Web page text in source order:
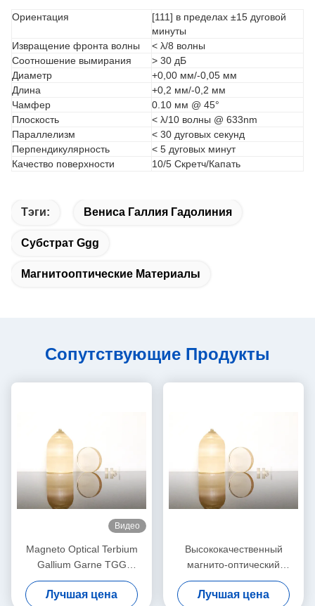
Ориентация
[111] в пределах ±15 дуговой
минуты
Извращение фронта волны
< λ/8 волны
Соотношение вымирания
> 30 дБ
Диаметр
+0,00 мм/-0,05 мм
Длина
+0,2 мм/-0,2 мм
Чамфер
0.10 мм @ 45°
Плоскость
< λ/10 волны @ 633nm
Параллелизм
< 30 дуговых секунд
Перпендикулярность
< 5 дуговых минут
Качество поверхности
10/5 Скретч/Капать
Тэги: Вениса Галлия Гадолиния
Субстрат Ggg
Магнитооптические Материалы
Сопутствующие Продукты
Видео
Magneto Optical Terbium
Gallium Garne TGG
Однокристаллический
Лучшая цена
Высококачественный
магнито-оптический
кристалл TGG TSAG,
галлиевый гранат тербия
Лучшая цена